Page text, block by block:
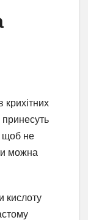
крихітних
принесуть
щоб не
можна
кислоту